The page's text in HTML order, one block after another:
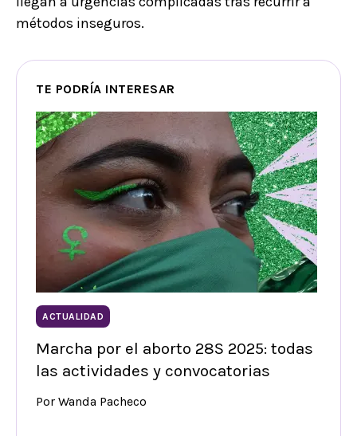
métodos inseguros.
TE PODRÍA INTERESAR
ACTUALIDAD
Marcha por el aborto 28S 2025: todas
las actividades y convocatorias
Por Wanda Pacheco